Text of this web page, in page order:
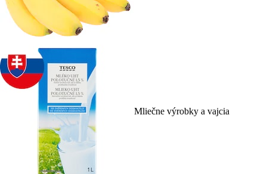
Mliečne výrobky a vajcia